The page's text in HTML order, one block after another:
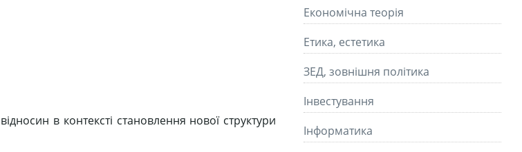
в контексті становлення нової структури
Економічна теорія
Етика, естетика
ЗЕД, зовнішня політика
Інвестування
Інформатика